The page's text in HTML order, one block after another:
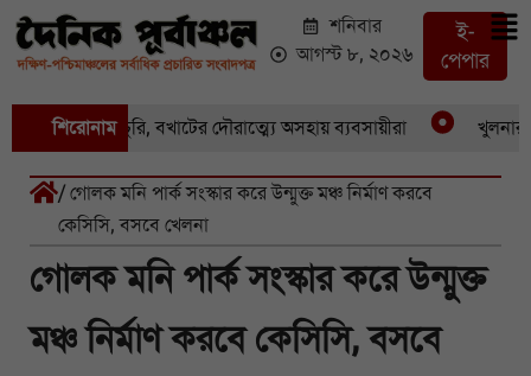
শনিবার
আগস্ট ৮, ২০২৬
ই-
পেপার
শিরোনাম
পর একচুরি, বখাটের দৌরাত্ম্যে অসহায় ব্যবসায়ীরা খুলনার
/ গোলক মনি পার্ক সংস্কার করে উন্মুক্ত মঞ্চ নির্মাণ করবে
কেসিসি, বসবে খেলনা
গোলক মনি পার্ক সংস্কার করে উন্মুক্ত
মঞ্চ নির্মাণ করবে কেসিসি, বসবে